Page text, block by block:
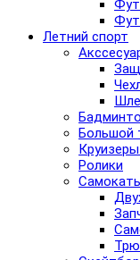
Летний спорт
Большой
Ролики